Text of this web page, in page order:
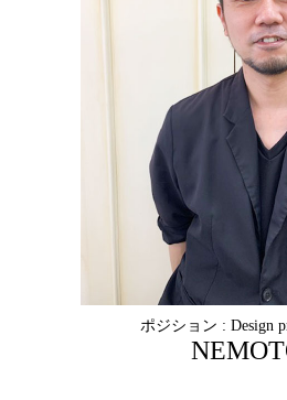
ポジション : Design